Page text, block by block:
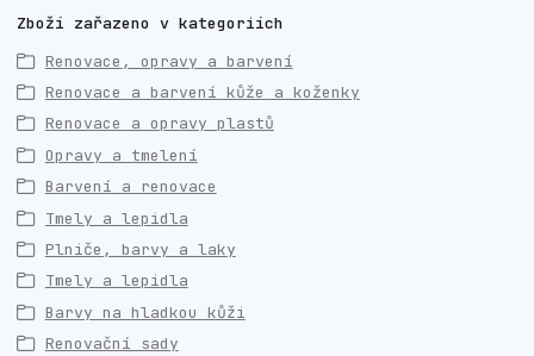
Zboží zařazeno v kategoriích
Renovace, opravy a barvení
Renovace a barvení kůže a koženky
Renovace a opravy plastů
Opravy a tmelení
Barvení a renovace
Tmely a lepidla
Plniče, barvy a laky
Tmely a lepidla
Barvy na hladkou kůži
Renovační sady